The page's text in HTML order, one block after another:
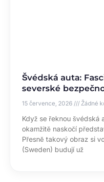
Švédská auta:
severské
15 července, 2026 Žádné
Když se řeknou švédská
okamžitě naskočí
Přesně takový obraz si
(Sweden) budují už